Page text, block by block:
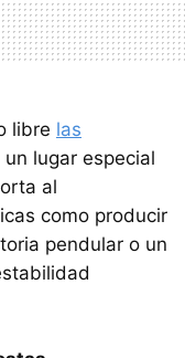
libre las
un lugar especial
al
como producir
pendular o un